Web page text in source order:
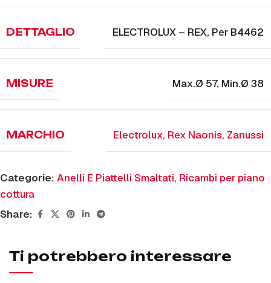
DETTAGLIO ELECTROLUX – REX, Per B4462
MISURE Max.Ø 57, Min.Ø 38
MARCHIO Electrolux, Rex Naonis, Zanussi
Categorie: Anelli E Piattelli Smaltati, Ricambi per piano
cottura
Share:
Ti potrebbero interessare